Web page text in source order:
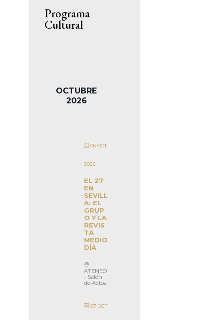
Programa
Cultural
OCTUBRE
2026
06 OCT
2026
EL 27
EN
SEVILL
A: EL
GRUP
O Y LA
REVIS
TA
MEDIO
DÍA
ATENEO
- Salón
de Actos
07 OCT